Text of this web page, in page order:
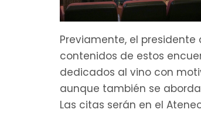
Previamente, el
contenidos de estos
dedicados al vino con
aunque también se
Las citas serán en el